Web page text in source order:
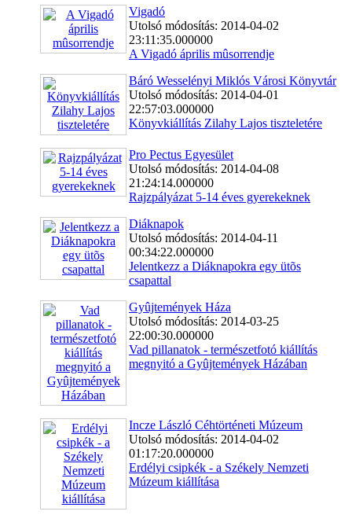
Vigadó
Utolsó módosítás: 2014-04-02
23:11:35.000000
A Vigadó április mûsorrendje
Báró Wesselényi Miklós Városi Könyvtár
Utolsó módosítás: 2014-04-01
22:57:03.000000
Könyvkiállítás Zilahy Lajos tiszteletére
Pro Pectus Egyesület
Utolsó módosítás: 2014-04-08
21:24:14.000000
Rajzpályázat 5-14 éves gyerekeknek
Diáknapok
Utolsó módosítás: 2014-04-11
00:34:22.000000
Jelentkezz a Diáknapokra egy ütõs
csapattal
Gyûjtemények Háza
Utolsó módosítás: 2014-03-25
22:00:30.000000
Vad pillanatok - természetfotó kiállítás
megnyitó a Gyûjtemények Házában
Incze László Céhtörténeti Múzeum
Utolsó módosítás: 2014-04-02
01:17:20.000000
Erdélyi csipkék - a Székely Nemzeti
Múzeum kiállítása